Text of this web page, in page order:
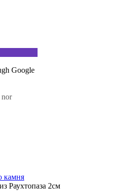
камня
Раухтопаза 2см